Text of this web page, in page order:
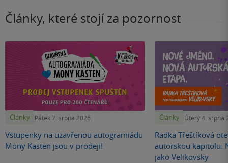
Články, které stojí za pozornost
Články Pátek 7. srpna 2026
Vstupenky na uzavřenou autogramiádu
Mony Kasten jsou v prodeji!
Články Úterý 4. srpna
Radka Třeštíková
autorskou kapitolu.
jako Velikovsky